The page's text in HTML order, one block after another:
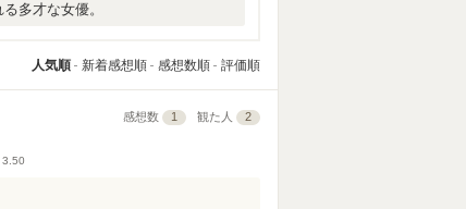
多才な女優。
人気順 新着感想順 感想数順 評価順
感想数 1 観た人 2
3.50